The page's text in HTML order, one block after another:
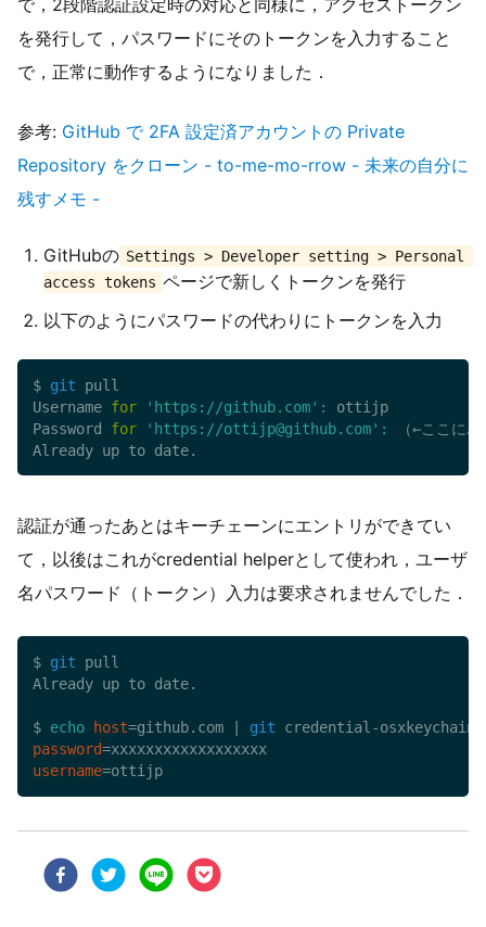
で，2段階認証設定時の対応と同様に，アクセストークン
を発行して，パスワードにそのトークンを入力すること
で，正常に動作するようになりました．
参考: GitHub で 2FA 設定済アカウントの Private
Repository をクローン - to-me-mo-rrow - 未来の自分に
残すメモ -
GitHubの Settings > Developer setting > Personal
access tokens ページで新しくトークンを発行
以下のようにパスワードの代わりにトークンを入力
$ git pull
Username for 'https://github.com' :
ottijp
Password for 'https://ottijp@github.com' :
（←ここにパ
Already up to date.
認証が通ったあとはキーチェーンにエントリができてい
て，以後はこれがcredential helperとして使われ，ユーザ
名パスワード（トークン）入力は要求されませんでした．
$ git pull
Already up to date.
$ echo host=github.com
git
password=
xxxxxxxxxxxxxxxxxx
username=ottijp